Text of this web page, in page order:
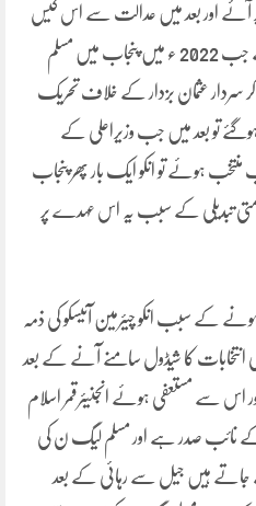
آئے اور بعد میں عدالت سے اس کیس
میں باعزت بری بھی ہوئے اس کے جب 2022 ء میں پنجاب میں مسلم
سردار عثمان بزدار کے خلاف تحریک
تو بعد میں جب وزیراعلی کے
منتخب ہوئے تو انکو ایک بار پھر پنجاب
حکومتی تبدیلی کے سبب یہ اس عہدے پر
کے سبب انکو چیئرمین آئیسکو کی ذمہ
کا شیڈول سامنے آنے کے بعد
اس سے مستعفی ہوئے انجنیئرقمر اسلام
نائب صدر ہے اور مسلم لیگ ن کی
جاتے ہیں جیل سے رہائی کے بعد